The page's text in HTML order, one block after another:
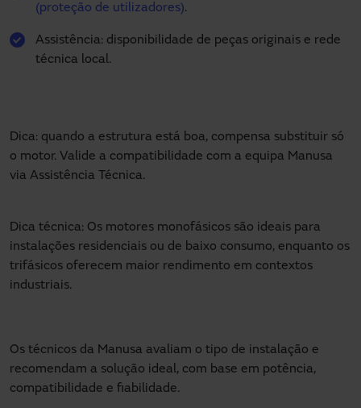
(proteção de utilizadores).
Assistência: disponibilidade de peças originais e rede
técnica local.
Dica: quando a estrutura está boa, compensa substituir só
o motor. Valide a compatibilidade com a equipa Manusa
via Assistência Técnica.
Dica técnica: Os motores monofásicos são ideais para
instalações residenciais ou de baixo consumo, enquanto os
trifásicos oferecem maior rendimento em contextos
industriais.
Os técnicos da Manusa avaliam o tipo de instalação e
recomendam a solução ideal, com base em potência,
compatibilidade e fiabilidade.